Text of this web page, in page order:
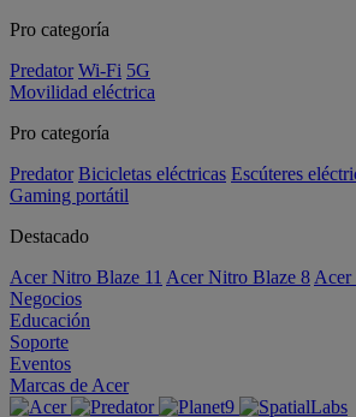
Pro categoría
Predator Wi-Fi 5G
Movilidad eléctrica
Pro categoría
Predator Bicicletas eléctricas Escúteres
Gaming portátil
Destacado
Acer Nitro Blaze 11 Acer Nitro Blaze 8 Acer
Negocios
Educación
Soporte
Eventos
Marcas de Acer